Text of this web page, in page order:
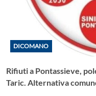
DICOMANO
Rifiuti a Pontassieve,
Taric. Alternativa